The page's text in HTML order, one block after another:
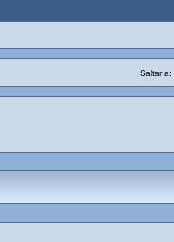
Saltar a: